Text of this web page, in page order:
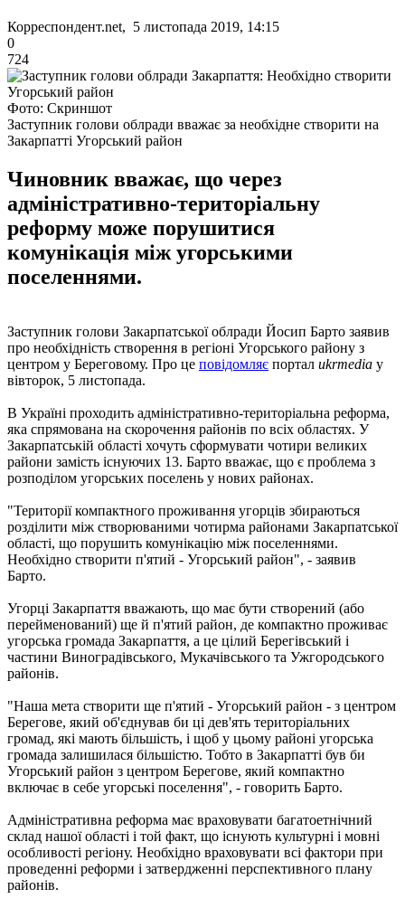
Корреспондент.net, 5 листопада 2019, 14:15
0
724
Фото: Скриншот
Заступник голови облради вважає за необхідне створити на
Закарпатті Угорський район
Чиновник вважає, що через
адміністративно-територіальну
реформу може порушитися
комунікація між угорськими
поселеннями.
Заступник голови Закарпатської облради Йосип Барто заявив
про необхідність створення в регіоні Угорського району з
центром у Береговому. Про це повідомляє портал ukrmedia у
вівторок, 5 листопада.
В Україні проходить адміністративно-територіальна реформа,
яка спрямована на скорочення районів по всіх областях. У
Закарпатській області хочуть сформувати чотири великих
райони замість існуючих 13. Барто вважає, що є проблема з
розподілом угорських поселень у нових районах.
"Території компактного проживання угорців збираються
розділити між створюваними чотирма районами Закарпатської
області, що порушить комунікацію між поселеннями.
Необхідно створити п'ятий - Угорський район", - заявив
Барто.
Угорці Закарпаття вважають, що має бути створений (або
перейменований) ще й п'ятий район, де компактно проживає
угорська громада Закарпаття, а це цілий Берегівський і
частини Виноградівського, Мукачівського та Ужгородського
районів.
"Наша мета створити ще п'ятий - Угорський район - з центром
Берегове, який об'єднував би ці дев'ять територіальних
громад, які мають більшість, і щоб у цьому районі угорська
громада залишилася більшістю. Тобто в Закарпатті був би
Угорський район з центром Берегове, який компактно
включає в себе угорські поселення", - говорить Барто.
Адміністративна реформа має враховувати багатоетнічний
склад нашої області і той факт, що існують культурні і мовні
особливості регіону. Необхідно враховувати всі фактори при
проведенні реформи і затвердженні перспективного плану
районів.